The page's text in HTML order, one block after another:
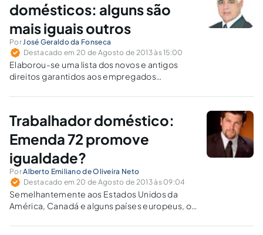
domésticos: alguns são
mais iguais outros
PorJosé Geraldo da Fonseca
Destacado em 20 de Agosto de 2013 às 15:00
Elaborou-se uma lista dos novos e antigos
direitos garantidos aos empregados
Trabalhador doméstico:
Emenda 72 promove
igualdade?
PorAlberto Emiliano de Oliveira Neto
Destacado em 20 de Agosto de 2013 às 09:04
Semelhantemente aos Estados Unidos da
América, Canadá e alguns países europeus, o
por permitir aos trabalhadores domésticos a